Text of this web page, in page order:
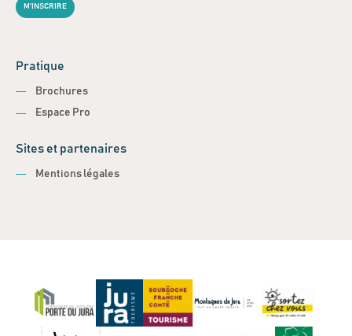
M'INSCRIRE
Pratique
Brochures
Espace Pro
Sites et partenaires
Mentions légales